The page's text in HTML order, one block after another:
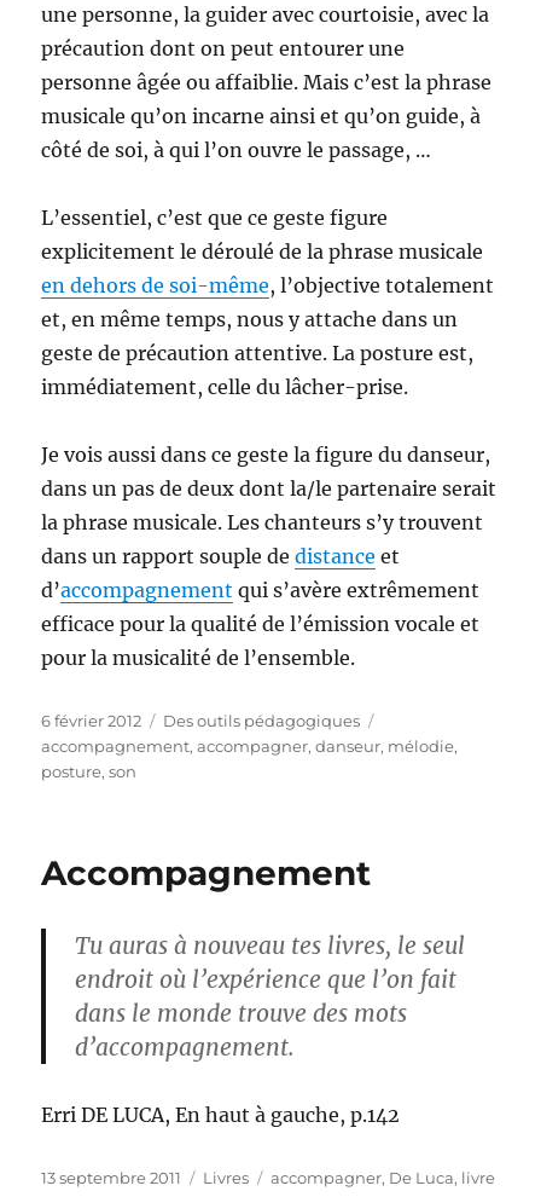
une personne, la guider avec courtoisie, avec la
précaution dont on peut entourer une
personne âgée ou affaiblie. Mais c’est la phrase
musicale qu’on incarne ainsi et qu’on guide, à
côté de soi, à qui l’on ouvre le passage, …
L’essentiel, c’est que ce geste figure
explicitement le déroulé de la phrase musicale
en dehors de soi-même, l’objective totalement
et, en même temps, nous y attache dans un
geste de précaution attentive. La posture est,
immédiatement, celle du lâcher-prise.
Je vois aussi dans ce geste la figure du danseur,
dans un pas de deux dont la/le partenaire serait
la phrase musicale. Les chanteurs s’y trouvent
dans un rapport souple dedistance et
d’accompagnement qui s’avère extrêmement
efficace pour la qualité de l’émission vocale et
pour la musicalité de l’ensemble.
Publié
le
6 février 2012 Catégories
Des outils pédagogiques
accompagnement,accompagner,danseur, mélodie,
posture,son
Accompagnement
Tu auras à nouveau tes livres, le seul
endroit où l’expérience que l’on fait
dans le monde trouve des mots
d’accompagnement.
Erri DE LUCA, En haut à gauche, p.142
Publié
13 septembre 2011 Catégories
Livres Étiquettes
accompagner, De Luca, livre